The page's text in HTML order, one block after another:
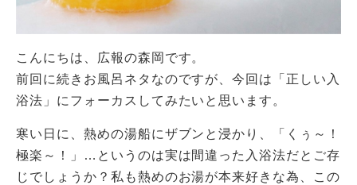
こんにちは、広報の森岡です。
前回に続きお風呂ネタなのですが、今回は「正しい入
浴法」にフォーカスしてみたいと思います。
寒い日に、熱めの湯船にザブンと浸かり、「くぅ～！
極楽～！」…というのは実は間違った入浴法だとご存
じでしょうか？私も熱めのお湯が本来好きな為、この